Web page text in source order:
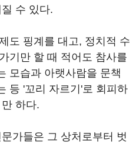
수 있다.
도 핑계를 대고, 정치적 수
기만 할 때 적어도 참사를
모습과 아랫사람을 문책
등 '꼬리 자르기'로 회피하
하다.
가들은 그 상처로부터 벗